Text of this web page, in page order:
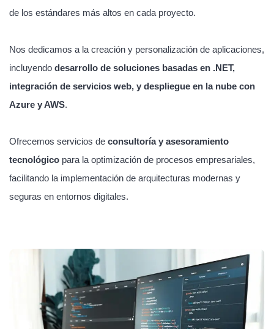
de los estándares más altos en cada proyecto.
Nos dedicamos a la creación y personalización de aplicaciones,
incluyendo desarrollo de soluciones basadas en .NET,
integración de servicios web, y despliegue en la nube con
Azure y AWS.
Ofrecemos servicios de consultoría y asesoramiento
tecnológico para la optimización de procesos empresariales,
facilitando la implementación de arquitecturas modernas y
seguras en entornos digitales.